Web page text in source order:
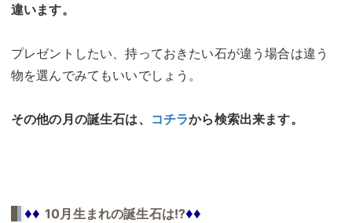
違います。
プレゼントしたい、持っておきたい石が違う場合は違う
物を選んでみてもいいでしょう。
その他の月の誕生石は、 コチラから検索出来ます。
♦♦ 10月生まれの誕生石は!?♦♦